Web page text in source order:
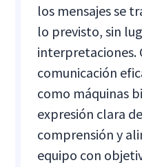
los mensajes se
lo previsto, sin
interpretaciones.
comunicación
como máquinas
expresión clara
comprensión y
equipo con